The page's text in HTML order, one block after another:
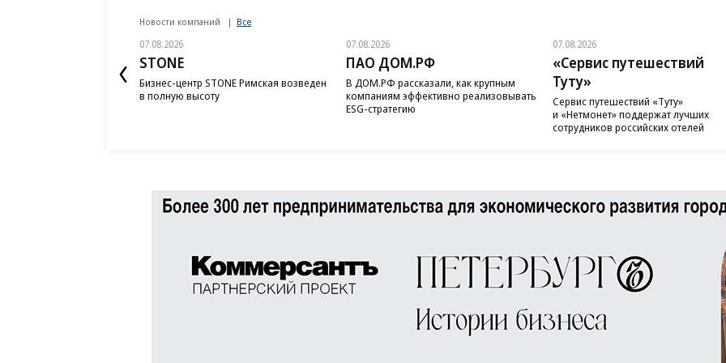
Новости компаний Все
07.08.2026
STONE
Бизнес-центр STONE Римская возведен
в полную высоту
07.08.2026
ПАО ДОМ.РФ
В ДОМ.РФ рассказали, как крупным
компаниям эффективно реализовывать
ESG-стратегию
07.08.2026
«Сервис путешествий
Туту»
Сервис путешествий «Туту»
и «Нетмонет» поддержат лучших
сотрудников российских отелей